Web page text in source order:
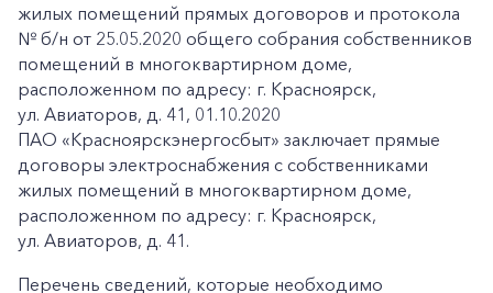
жилых помещений прямых договоров и протокола
№ б/н от 25.05.2020 общего собрания собственников
помещений в многоквартирном доме,
расположенном по адресу: г. Красноярск,
ул. Авиаторов, д. 41, 01.10.2020
ПАО «Красноярскэнергосбыт» заключает прямые
договоры электроснабжения с собственниками
жилых помещений в многоквартирном доме,
расположенном по адресу: г. Красноярск,
ул. Авиаторов, д. 41.
Перечень сведений, которые необходимо